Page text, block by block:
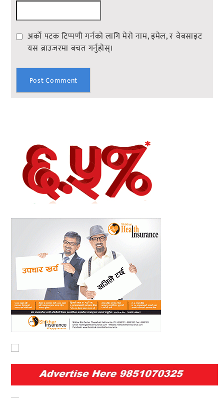
अर्को पटक टिप्पणी गर्नको लागि मेरो नाम, इमेल, र वेबसाइट
यस ब्राउजरमा बचत गर्नुहोस्।